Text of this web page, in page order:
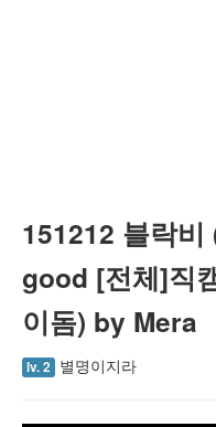
151212 블락
good [전체]직
이돔) by Mera
lv. 2 별명이지라